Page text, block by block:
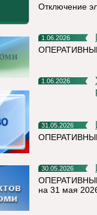
Отключение
1.06.2026
1.06.2026
Уважаемые
31.05.2026
30.05.2026
на 31 мая